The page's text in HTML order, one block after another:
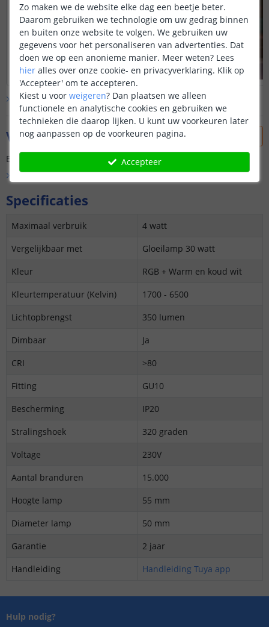
Bekijk alleklantfoto’s
Vraag & antwoord
Er is nog geen vraag gesteld over dit product.
Specificaties
Maximaal verbruik
4 watt
Vergelijkbaar met
Gloeilamp 30 watt
Kleur
RGB + Warm en koud wit
Kleurtemperatuur (Kelvin)
1700 - 6500
Lichtopbrengst
350 lumen
Dimbaar
Ja
CRI
>80
Fitting
GU10
Bescherming
IP20
Stralingshoek
320 graden
Voltage
230V
Aantal branduren
15.000
Hoogte lamp
55 mm
Diameter lamp
50 mm
Garantie
2 jaar
Handleiding
Handleiding Tuya app
Hulp nodig?
Zo maken we de website elke dag een beetje beter.
Daarom gebruiken we technologie om uw gedrag binnen
en buiten onze website te volgen. We gebruiken uw
gegevens voor het personaliseren van advertenties. Dat
doen we op een anonieme manier. Meer weten? Lees
hier alles over onze cookie- en privacyverklaring. Klik op
'Accepteer' om te accepteren.
Kiest u voor weigeren? Dan plaatsen we alleen
functionele en analytische cookies en gebruiken we
technieken die daarop lijken. U kunt uw voorkeuren later
nog aanpassen op de voorkeuren pagina.
Accepteer